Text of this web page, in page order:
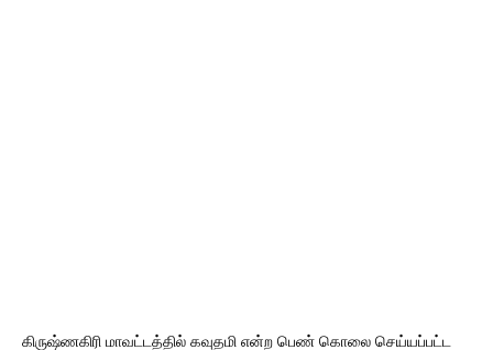
கிருஷ்ணகிரி மாவட்டத்தில் கவுதமி என்ற பெண் கொலை செய்யப்பட்ட